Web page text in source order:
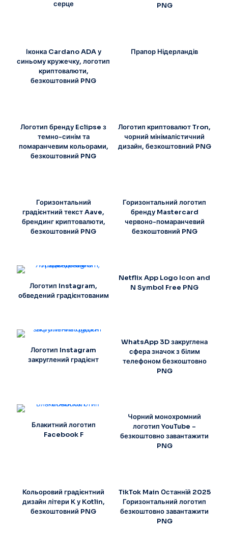
серце
PNG
Іконка Cardano ADA у
синьому кружечку, логотип
криптовалюти,
безкоштовний PNG
Прапор Нідерландів
Логотип бренду Eclipse з
темно-синім та
помаранчевим кольорами,
безкоштовний PNG
Логотип криптовалют Tron,
чорний мінімалістичний
дизайн, безкоштовний PNG
Горизонтальний
градієнтний текст Aave,
брендинг криптовалюти,
безкоштовний PNG
Горизонтальний логотип
бренду Mastercard
червоно-помаранчевий
безкоштовний PNG
Логотип Instagram,
обведений градієнтованим
Netflix App Logo Icon and
N Symbol Free PNG
Логотип Instagram
закруглений градієнт
WhatsApp 3D закруглена
сфера значок з білим
телефоном безкоштовно
PNG
Блакитний логотип
Facebook F
Чорний монохромний
логотип YouTube –
безкоштовно завантажити
PNG
Кольоровий градієнтний
дизайн літери K у Kotlin,
безкоштовний PNG
TikTok Main Останній 2025
Горизонтальний логотип
безкоштовно завантажити
PNG